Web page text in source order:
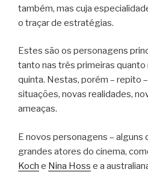
também, mas cuja
o traçar de estratégias.
Estes são os personagens
tanto nas três primeiras
quinta. Nestas, porém – repito
situações, novas realidades,
ameaças.
E novos personagens –
grandes atores do cinema,
Koch e Nina Hoss e a